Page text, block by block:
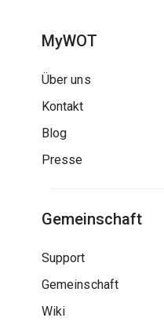
MyWOT
Über uns
Kontakt
Blog
Presse
Gemeinschaft
Support
Gemeinschaft
Wiki